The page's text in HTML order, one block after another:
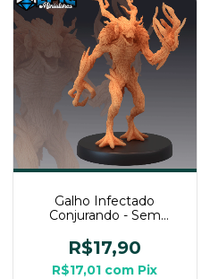
Galho Infectado
Conjurando - Sem
Média Para RPG de
Mesa
R$17,90
R$17,01 com Pix